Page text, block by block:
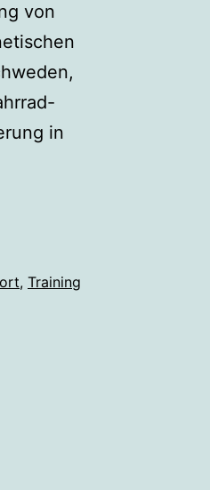
von
in
, Training